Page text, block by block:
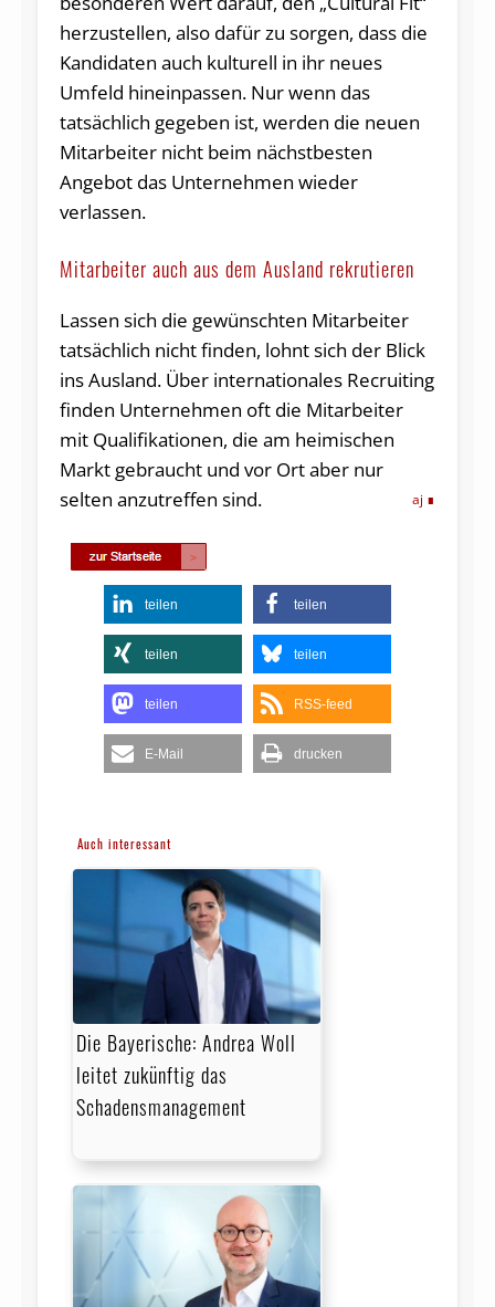
herzustellen, also dafür zu sorgen, dass die
Kandidaten auch kulturell in ihr neues
Umfeld hineinpassen. Nur wenn das
tatsächlich gegeben ist, werden die neuen
Mitarbeiter nicht beim nächstbesten
Angebot das Unternehmen wieder
verlassen.
Mitarbeiter auch aus dem Ausland rekrutieren
Lassen sich die gewünschten Mitarbeiter
tatsächlich nicht finden, lohnt sich der Blick
ins Ausland. Über internationales Recruiting
finden Unternehmen oft die Mitarbeiter
mit Qualifikationen, die am heimischen
Markt gebraucht und vor Ort aber nur
selten anzutreffen sind.
aj
teilen teilen
teilen teilen
teilen RSS-feed
E-Mail drucken
Auch interessant
Die Bayerische: Andrea Woll
leitet zukünftig das
Schadensmanagement